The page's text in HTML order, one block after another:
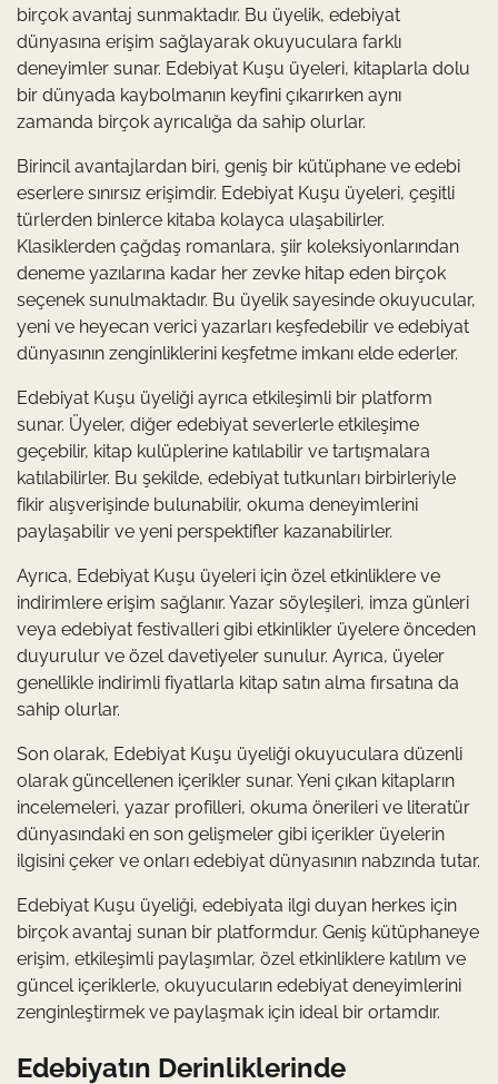
birçok avantaj sunmaktadır. Bu üyelik, edebiyat
dünyasına erişim sağlayarak okuyuculara farklı
deneyimler sunar. Edebiyat Kuşu üyeleri, kitaplarla dolu
bir dünyada kaybolmanın keyfini çıkarırken aynı
zamanda birçok ayrıcalığa da sahip olurlar.
Birincil avantajlardan biri, geniş bir kütüphane ve edebi
eserlere sınırsız erişimdir. Edebiyat Kuşu üyeleri, çeşitli
türlerden binlerce kitaba kolayca ulaşabilirler.
Klasiklerden çağdaş romanlara, şiir koleksiyonlarından
deneme yazılarına kadar her zevke hitap eden birçok
seçenek sunulmaktadır. Bu üyelik sayesinde okuyucular,
yeni ve heyecan verici yazarları keşfedebilir ve edebiyat
dünyasının zenginliklerini keşfetme imkanı elde ederler.
Edebiyat Kuşu üyeliği ayrıca etkileşimli bir platform
sunar. Üyeler, diğer edebiyat severlerle etkileşime
geçebilir, kitap kulüplerine katılabilir ve tartışmalara
katılabilirler. Bu şekilde, edebiyat tutkunları birbirleriyle
fikir alışverişinde bulunabilir, okuma deneyimlerini
paylaşabilir ve yeni perspektifler kazanabilirler.
Ayrıca, Edebiyat Kuşu üyeleri için özel etkinliklere ve
indirimlere erişim sağlanır. Yazar söyleşileri, imza günleri
veya edebiyat festivalleri gibi etkinlikler üyelere önceden
duyurulur ve özel davetiyeler sunulur. Ayrıca, üyeler
genellikle indirimli fiyatlarla kitap satın alma fırsatına da
sahip olurlar.
Son olarak, Edebiyat Kuşu üyeliği okuyuculara düzenli
olarak güncellenen içerikler sunar. Yeni çıkan kitapların
incelemeleri, yazar profilleri, okuma önerileri ve literatür
dünyasındaki en son gelişmeler gibi içerikler üyelerin
ilgisini çeker ve onları edebiyat dünyasının nabzında tutar.
Edebiyat Kuşu üyeliği, edebiyata ilgi duyan herkes için
birçok avantaj sunan bir platformdur. Geniş kütüphaneye
erişim, etkileşimli paylaşımlar, özel etkinliklere katılım ve
güncel içeriklerle, okuyucuların edebiyat deneyimlerini
zenginleştirmek ve paylaşmak için ideal bir ortamdır.
Edebiyatın Derinliklerinde